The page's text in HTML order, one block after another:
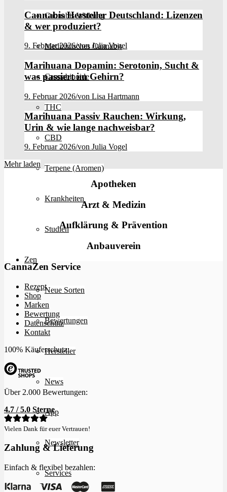
Cannabis Wirkung
Medizinisches Cannabis
Cannabinoide
THC
CBD
Terpene (Aromen)
Krankheiten
Studien
Zen
Neue Sorten
Bewertungen
Hersteller
News
App
Newsletter
Services
Cannabis Hersteller Deutschland: Lizenzen
& wer produziert?
9. Februar 2026/von Julia Vogel
Marihuana Dopamin: Serotonin, Sucht &
was passiert im Gehirn?
9. Februar 2026/von Lisa Hartmann
Marihuana Passiv Rauchen: Wirkung,
Urin & wie lange nachweisbar?
9. Februar 2026/von Julia Vogel
Mehr laden
Apotheken
Arzt & Medizin
Aufklärung & Prävention
Anbauverein
CannaZen Service
Rezept
Shop
Marken
Bewertung
Datenschutz
Kontakt
100% Käuferschutz:
Über 2.000 Bewertungen:
4.7 / 5.0 Sterne
Vielen Dank für euer Vertrauen!
Zahlung & Lieferung
Einfach & flexibel bezahlen: